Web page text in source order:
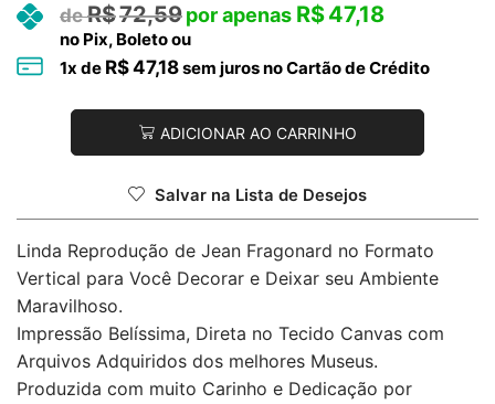
R$72,59 R$47,18
no Pix, Boleto ou
1x de R$47,18sem juros no Cartão de Crédito
ADICIONAR AO CARRINHO
Salvar na Lista de Desejos
Linda Reprodução de Jean Fragonard no Formato
Vertical para Você Decorar e Deixar seu Ambiente
Maravilhoso.
Impressão Belíssima, Direta no Tecido Canvas com
Arquivos Adquiridos dos melhores Museus.
Produzida com muito Carinho e Dedicação por